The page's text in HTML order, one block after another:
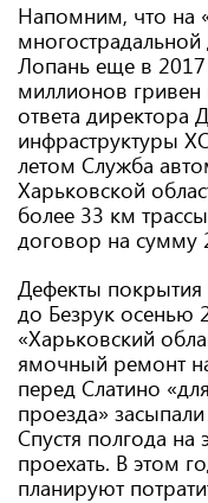
Напомним, что на
Лопань еще в
миллионов гривен
ответа директора
инфраструктуры
летом Служба
Харьковской
более 33 км
договор на сумму
Дефекты покрытия
до Безрук осенью
«Харьковский
ямочный ремонт
перед Слатино
проезда»
Спустя полгода
проехать. В этом
планируют